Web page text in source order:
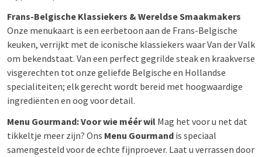
Frans-Belgische Klassiekers & Wereldse Smaakmakers
Onze menukaart is een eerbetoon aan de Frans-Belgische
keuken, verrijkt met de iconische klassiekers waar Van der Valk
om bekendstaat. Van een perfect gegrilde steak en kraakverse
visgerechten tot onze geliefde Belgische en Hollandse
specialiteiten; elk gerecht wordt bereid met hoogwaardige
ingrediënten en oog voor detail.
Menu Gourmand: Voor wie méér wil Mag het voor u net dat
tikkeltje meer zijn? Ons Menu Gourmand is speciaal
samengesteld voor de echte fijnproever. Laat u verrassen door